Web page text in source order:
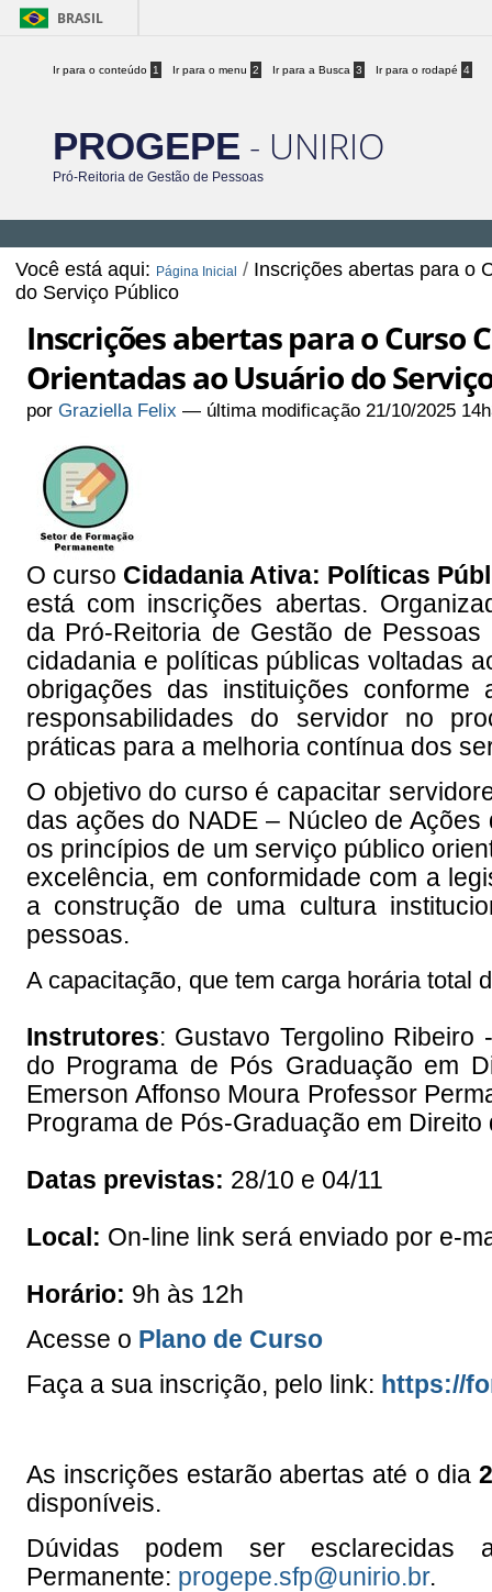
BRASIL
Ir para o conteúdo 1 Ir para o menu 2 Ir para a Busca 3 Ir para o rodapé 4
PROGEPE - UNIRIO
Pró-Reitoria de Gestão de Pessoas
Você está aqui: Página Inicial / Inscrições abertas para o
do Serviço Público
Inscrições abertas para o Curso
Orientadas ao Usuário do
porGraziella Felix — última modificação 21/10/2025
O curso Cidadania Ativa: Políticas
está com inscrições abertas.
da Pró-Reitoria de Gestão de Pessoas
cidadania e políticas públicas voltadas
obrigações das instituições
responsabilidades do servidor no
práticas para a melhoria contínua dos
O objetivo do curso é capacitar
das ações do NADE – Núcleo de
os princípios de um serviço público
excelência, em conformidade com a
a construção de uma cultura
pessoas.
A capacitação, que tem carga horária total
Instrutores: Gustavo Tergolino
do Programa de Pós Graduação em
Emerson Affonso Moura Professor
Programa de Pós-Graduação em Direito
Datas previstas: 28/10 e 04/11
Local: On-line link será enviado por e-
Horário: 9h às 12h
Acesse o Plano de Curso
Faça a sua inscrição, pelo link: https://
As inscrições estarão abertas até o dia
disponíveis.
Dúvidas podem ser
Permanente: progepe.sfp@unirio.br.